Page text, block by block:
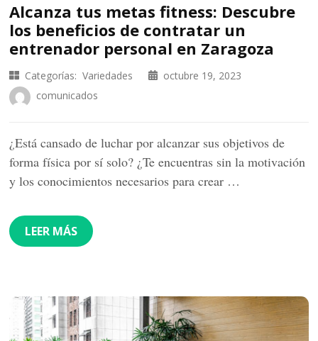
Alcanza tus metas fitness: Descubre
los beneficios de contratar un
entrenador personal en Zaragoza
Categorías: Variedades
octubre 19, 2023
comunicados
¿Está cansado de luchar por alcanzar sus objetivos de
forma física por sí solo? ¿Te encuentras sin la motivación
y los conocimientos necesarios para crear …
LEER MÁS